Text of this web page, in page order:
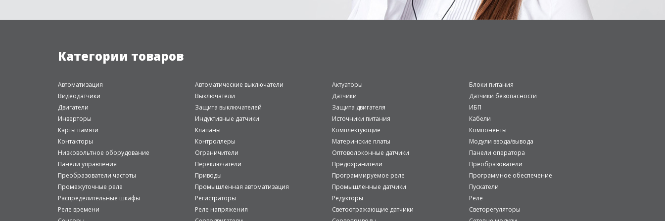
Категории товаров
Автоматизация Автоматические выключатели Актуаторы
Блоки питания
Видеодатчики
Выключатели Датчики
Датчики безопасности
Двигатели
Защита выключателей Защита двигателя
ИБП
Инверторы
Индуктивные датчики Источники питания
Кабели
Карты памяти
Клапаны Комплектующие
Компоненты
Контакторы
Контроллеры Материнские платы
Модули ввода/вывода
Низковольтное оборудование
Ограничители Оптоволоконные датчики
Панели оператора
Панели управления
Переключатели Предохранители
Преобразователи
Преобразователи частоты
Приводы Программируемое реле
Программное обеспечение
Промежуточные реле
Промышленная автоматизация Промышленные датчики
Пускатели
Распределительные шкафы
Регистраторы Редукторы
Реле
Реле времени
Реле напряжения Светоотражающие датчики
Светорегуляторы